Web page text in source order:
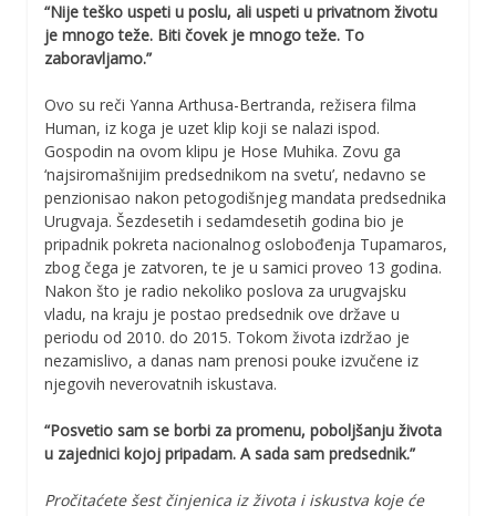
“Nije teško uspeti u poslu, ali uspeti u privatnom životu
je mnogo teže. Biti čovek je mnogo teže. To
zaboravljamo.”
Ovo su reči Yanna Arthusa-Bertranda, režisera filma
Human, iz koga je uzet klip koji se nalazi ispod.
Gospodin na ovom klipu je Hose Muhika. Zovu ga
‘najsiromašnijim predsednikom na svetu’, nedavno se
penzionisao nakon petogodišnjeg mandata predsednika
Urugvaja. Šezdesetih i sedamdesetih godina bio je
pripadnik pokreta nacionalnog oslobođenja Tupamaros,
zbog čega je zatvoren, te je u samici proveo 13 godina.
Nakon što je radio nekoliko poslova za urugvajsku
vladu, na kraju je postao predsednik ove države u
periodu od 2010. do 2015. Tokom života izdržao je
nezamislivo, a danas nam prenosi pouke izvučene iz
njegovih neverovatnih iskustava.
“Posvetio sam se borbi za promenu, poboljšanju života
u zajednici kojoj pripadam. A sada sam predsednik.”
Pročitaćete šest činjenica iz života i iskustva koje će